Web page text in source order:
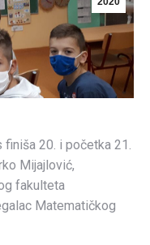
finiša 20. i početka 21.
Mijajlović,
fakulteta
Matematičkog